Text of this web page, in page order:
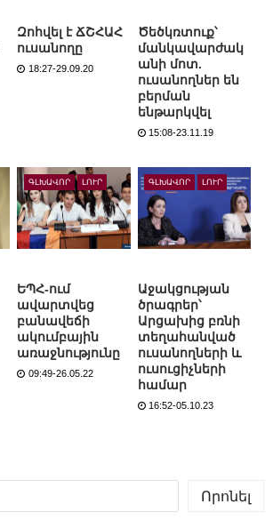
Զոհվել է ՃՇՀԱՀ
ուսանողը
18:27-29.09.20
Ծեծկռտուք՝
մանկավարժակ
անի մոտ.
ուսանողներ են
բերման
ենթարկվել
15:08-23.11.19
ԳԼԽԱՎՈՐ ԼՈՒՐ
ԵՊՀ-ում
ավարտվեց
բանավեճի
ակումբային
առաջնությունը
09:49-26.05.22
ԳԼԽԱՎՈՐ ԼՈՒՐ
Աջակցության
ծրագրեր՝
Արցախից բռնի
տեղահանված
ուսանողների և
ուսուցիչների
համար
16:52-05.10.23
Որոնել